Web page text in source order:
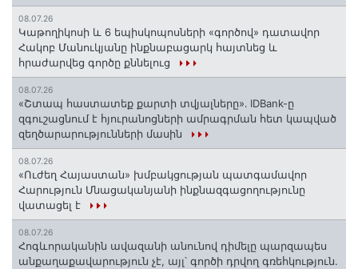
08.07.26
️Կաթողիկոսի և 6 եպիսկոպոսների «գործով» դատավոր
Հակոբ Մանուկյանը ինքնաբացարկ հայտնեց և
հրաժարվեց գործը քննելուց
08.07.26
«Շտապ հաստատեք քարտի տվյալները»․ IDBank-ը
զգուշացնում է հյուրանոցների ամրագրման հետ կապված
զեղծարարությունների մասին
08.07.26
«Ուժեղ Հայաստան» խմբակցության պատգամավոր
Հարություն Մնացականյանի ինքնազգացողությունը
վատացել է
08.07.26
Հոգևորականին ավազանի անունով դիմելը պարզապես
անքաղաքավարություն չէ, այլ՝ գործի դրվող գռեհկություն.